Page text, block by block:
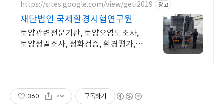
https://sites.google.com/view/geti2019 광고
재단법인 국제환경시험연구원
토양관련전문기관, 토양오염도조사,
토양정밀조사, 정화검증, 환경평가,
360 구독하기